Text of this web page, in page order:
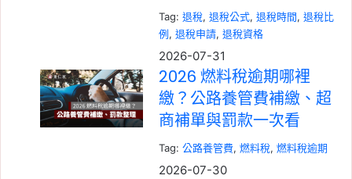
Tag:退稅, 退稅公式, 退稅時間, 退稅比
例, 退稅申請, 退稅資格
2026-07-31
2026 燃料稅逾期哪裡
繳？公路養管費補繳、超
商補單與罰款一次看
Tag:公路養管費, 燃料稅, 燃料稅逾期
2026-07-30